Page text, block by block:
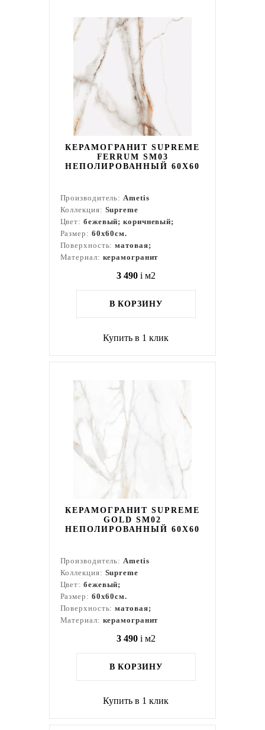
КЕРАМОГРАНИТ SUPREME
FERRUM SM03
НЕПОЛИРОВАННЫЙ 60X60
Производитель:Ametis
Коллекция: Supreme
Цвет: бежевый; коричневый;
Размер: 60x60см.
Поверхность:матовая;
Материал: керамогранит
3 490 i м2
В КОРЗИНУ
Купить в 1 клик
КЕРАМОГРАНИТ SUPREME
GOLD SM02
НЕПОЛИРОВАННЫЙ 60X60
Производитель:Ametis
Коллекция: Supreme
Цвет: бежевый;
Размер: 60x60см.
Поверхность:матовая;
Материал: керамогранит
3 490 i м2
В КОРЗИНУ
Купить в 1 клик